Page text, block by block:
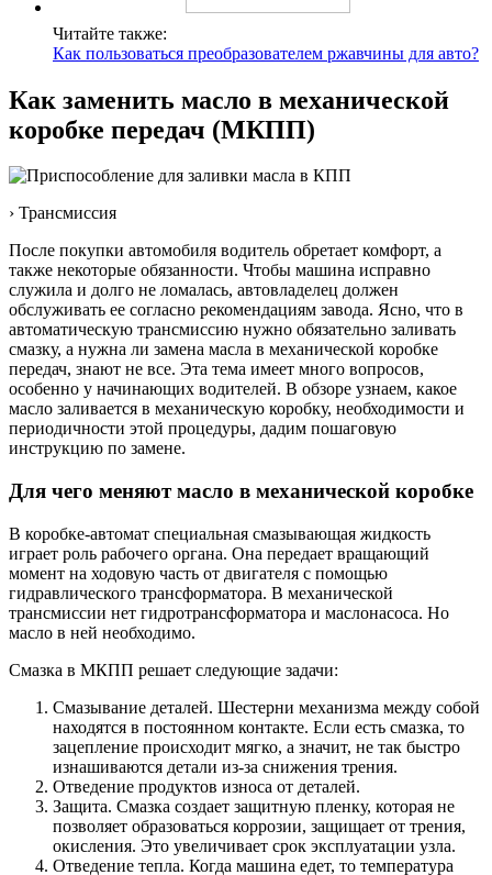
Читайте также:
Как пользоваться преобразователем ржавчины для авто?
Как заменить масло в механической
коробке передач (МКПП)
› Трансмиссия
После покупки автомобиля водитель обретает комфорт, а
также некоторые обязанности. Чтобы машина исправно
служила и долго не ломалась, автовладелец должен
обслуживать ее согласно рекомендациям завода. Ясно, что в
автоматическую трансмиссию нужно обязательно заливать
смазку, а нужна ли замена масла в механической коробке
передач, знают не все. Эта тема имеет много вопросов,
особенно у начинающих водителей. В обзоре узнаем, какое
масло заливается в механическую коробку, необходимости и
периодичности этой процедуры, дадим пошаговую
инструкцию по замене.
Для чего меняют масло в механической коробке
В коробке-автомат специальная смазывающая жидкость
играет роль рабочего органа. Она передает вращающий
момент на ходовую часть от двигателя с помощью
гидравлического трансформатора. В механической
трансмиссии нет гидротрансформатора и маслонасоса. Но
масло в ней необходимо.
Смазка в МКПП решает следующие задачи:
Смазывание деталей. Шестерни механизма между собой
находятся в постоянном контакте. Если есть смазка, то
зацепление происходит мягко, а значит, не так быстро
изнашиваются детали из-за снижения трения.
Отведение продуктов износа от деталей.
Защита. Смазка создает защитную пленку, которая не
позволяет образоваться коррозии, защищает от трения,
окисления. Это увеличивает срок эксплуатации узла.
Отведение тепла. Когда машина едет, то температура